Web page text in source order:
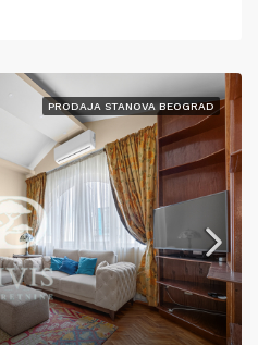
PRODAJA STANOVA BEOGRAD